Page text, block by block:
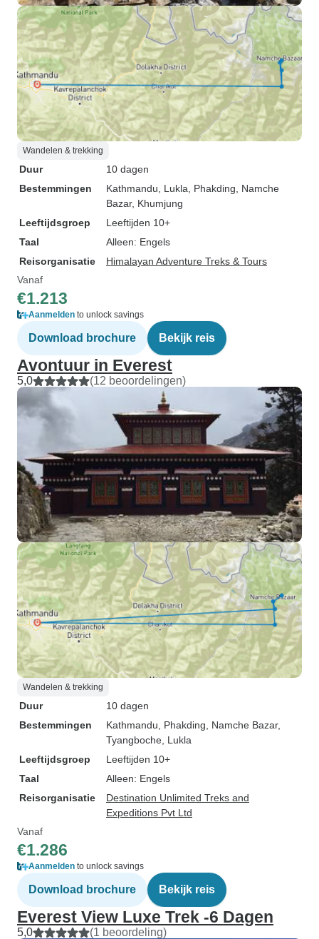
Wandelen & trekking
Duur
10 dagen
Bestemmingen
Kathmandu , Lukla , Phakding , Namche
Bazar, Khumjung
Leeftijdsgroep
Leeftijden 10+
Taal
Alleen: Engels
Reisorganisatie
Himalayan Adventure Treks & Tours
Vanaf
€1.213
Aanmelden to unlock savings
Download brochure Bekijk reis
Avontuur in Everest
5,0 (12 beoordelingen)
Wandelen & trekking
Duur
10 dagen
Bestemmingen
Kathmandu , Phakding , Namche Bazar,
Tyangboche , Lukla
Leeftijdsgroep
Leeftijden 10+
Taal
Alleen: Engels
Reisorganisatie
Destination Unlimited Treks and
Expeditions Pvt Ltd
Vanaf
€1.286
Aanmelden to unlock savings
Download brochure Bekijk reis
Everest View Luxe Trek -6 Dagen
5,0 (1 beoordeling)